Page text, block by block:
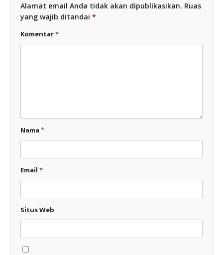
Alamat email Anda tidak akan dipublikasikan. Ruas
yang wajib ditandai *
Komentar*
Nama *
Email *
Situs Web